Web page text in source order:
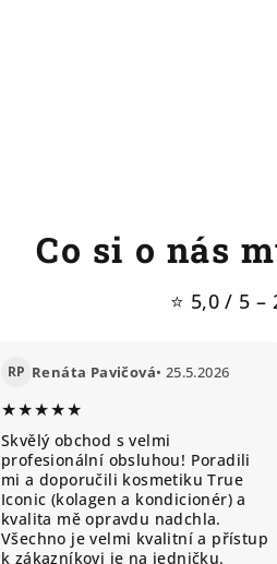
Co si o nás
⭐ 5,0 / 5
RP Renáta Pavičová• 25.5.2026
★★★★★
Skvělý obchod s velmi
profesionální obsluhou! Poradili
mi a doporučili kosmetiku True
Iconic (kolagen a kondicionér) a
kvalita mě opravdu nadchla.
Všechno je velmi kvalitní a přístup
k zákazníkovi je na jedničku.